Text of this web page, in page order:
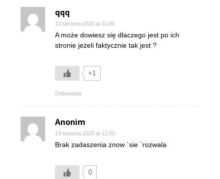
qqq
13 sierpnia 2020 at 11:06
A może dowiesz się dlaczego jest po ich
stronie jeżeli faktycznie tak jest ?
+1
Odpowiedz
Anonim
13 sierpnia 2020 at 12:50
Brak zadaszenia znow `sie `rozwala
0